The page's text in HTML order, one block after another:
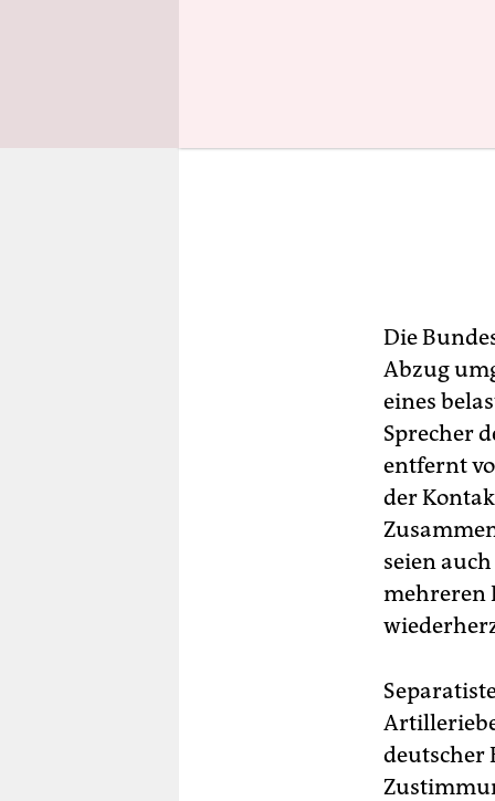
Die
Abzug
eines
Sprecher
entfernt
der
seien
mehreren
deutscher